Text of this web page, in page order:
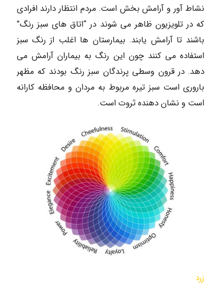
نشاط آور و آرامش بخش است. مردم انتظار دارند افرادی
که در تلویزیون ظاهر می شوند در “اتاق های سبز رنگ”
باشند تا آرامش یابند. بیمارستان ها اغلب از رنگ سبز
استفاده می کنند چون این رنگ به بیماران آرامش می
دهد. در قرون وسطی پرندگان سبز رنگ بودند که مظهر
باروری است سبز تیره مربوط به مردان و محافظه کارانه
است و نشان دهنده ثروت است.
زرد